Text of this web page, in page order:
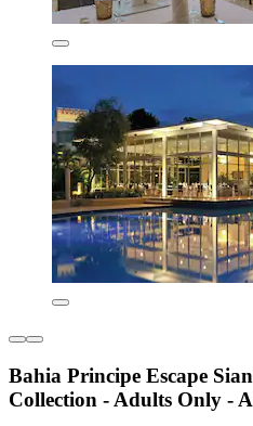
Bahia Principe Escape
Collection - Adults Only -